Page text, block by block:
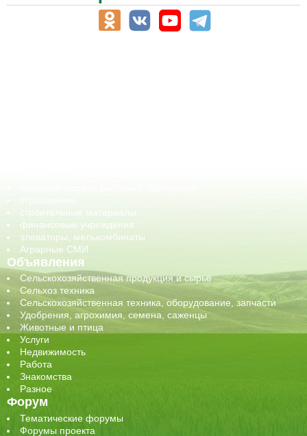
строительные материалы
финансовые учреждения
элеваторы, мелькомбинаты
Аграрные СМИ
Объявления
Сельскохозяйственная продукция и сырье
Сельхоз техника
Сельскохозяйственная техника, оборудование, запчасти
Удобрения, агрохимия, семена, саженцы
Животные и птица
Услуги
Недвижимость
Работа
Знакомства
Разное
Форум
Тематические форумы
Форумы проекта